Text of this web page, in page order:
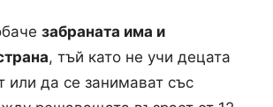
забраната има и
, тъй като не учи децата
или да се занимават със